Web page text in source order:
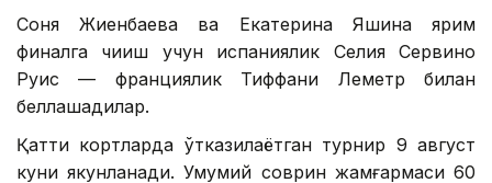
Соня Жиенбаева ва Екатерина Яшина ярим
финалга чиқиш учун испаниялик Селия Сервино
Руис — франциялик Тиффани Леметр билан
беллашадилар.
Қаттиқ кортларда ўтказилаётган турнир 9 август
куни якунланади. Умумий соврин жамғармаси 60